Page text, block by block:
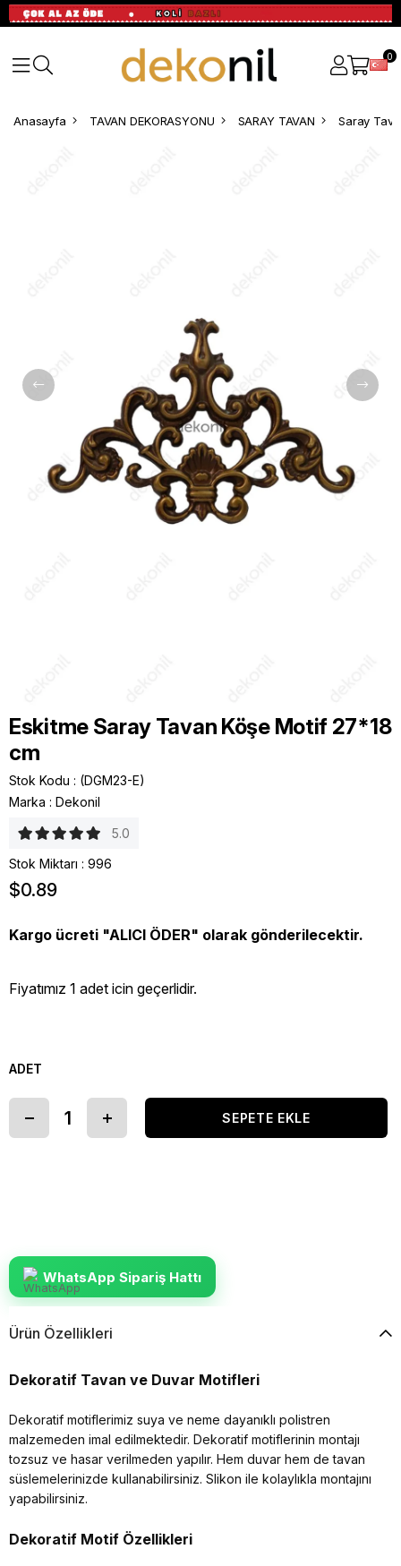
0
Anasayfa TAVAN DEKORASYONU SARAY TAVAN Saray
Eskitme Saray Tavan Köşe Motif 27*18
cm
Stok Kodu
(DGM23-E)
Marka : Dekonil
5.0
Stok Miktarı : 996
$0.89
Kargo ücreti "ALICI ÖDER" olarak gönderilecektir.
Fiyatımız 1 adet icin geçerlidir.
ADET
WhatsApp Sipariş Hattı
Ürün Özellikleri
Dekoratif Tavan ve Duvar Motifleri
Dekoratif motiflerimiz suya ve neme dayanıklı polistren
malzemeden imal edilmektedir. Dekoratif motiflerinin montajı
tozsuz ve hasar verilmeden yapılır. Hem duvar hem de tavan
süslemelerinizde kullanabilirsiniz. Slikon ile kolaylıkla montajını
yapabilirsiniz.
Dekoratif Motif Özellikleri